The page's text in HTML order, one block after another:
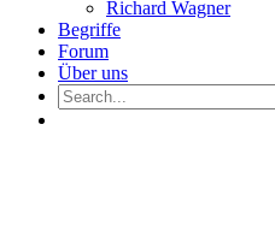
Richard Wagner
Begriffe
Forum
Über uns